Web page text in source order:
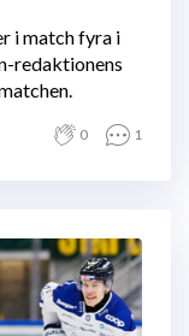
i match fyra i
redaktionens
0 1